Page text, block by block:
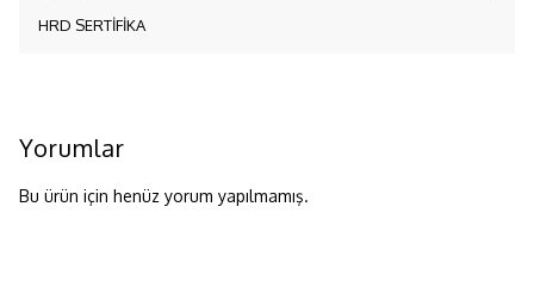
HRD SERTİFİKA
Yorumlar
Bu ürün için henüz yorum yapılmamış.